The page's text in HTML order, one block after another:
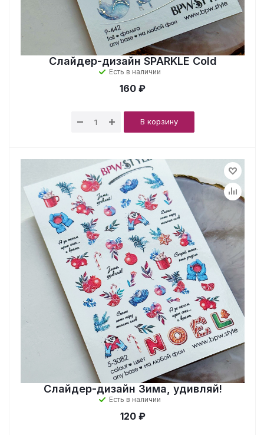
Слайдер-дизайн SPARKLE Cold
Есть в наличии
160 ₽
В корзину
Слайдер-дизайн Зима, удивляй!
Есть в наличии
120 ₽